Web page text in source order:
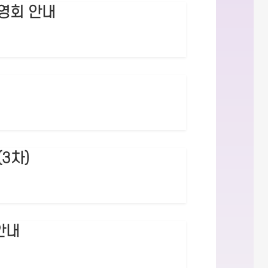
회 안내
차)
내